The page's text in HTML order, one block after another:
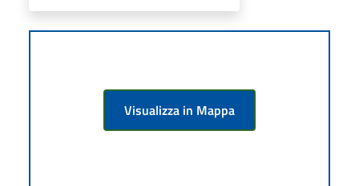
Visualizza in Mappa